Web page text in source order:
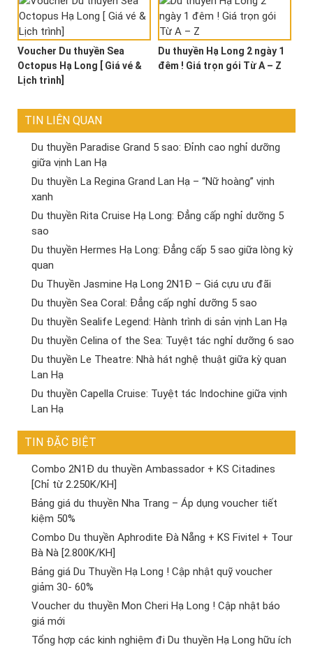
Voucher Du thuyền Sea
Octopus Hạ Long [ Giá vé &
Lịch trình]
Du thuyền Hạ Long 2 ngày 1
đêm ! Giá trọn gói Từ A – Z
TIN LIÊN QUAN
Du thuyền Paradise Grand 5 sao: Đỉnh cao nghỉ dưỡng
giữa vịnh Lan Hạ
Du thuyền La Regina Grand Lan Hạ – “Nữ hoàng” vịnh
xanh
Du thuyền Rita Cruise Hạ Long: Đẳng cấp nghỉ dưỡng 5
sao
Du thuyền Hermes Hạ Long: Đẳng cấp 5 sao giữa lòng kỳ
quan
Du Thuyền Jasmine Hạ Long 2N1Đ – Giá cựu ưu đãi
Du thuyền Sea Coral: Đẳng cấp nghỉ dưỡng 5 sao
Du thuyền Sealife Legend: Hành trình di sản vịnh Lan Hạ
Du thuyền Celina of the Sea: Tuyệt tác nghỉ dưỡng 6 sao
Du thuyền Le Theatre: Nhà hát nghệ thuật giữa kỳ quan
Lan Hạ
Du thuyền Capella Cruise: Tuyệt tác Indochine giữa vịnh
Lan Hạ
TIN ĐẶC BIỆT
Combo 2N1Đ du thuyền Ambassador + KS Citadines
[Chỉ từ 2.250K/KH]
Bảng giá du thuyền Nha Trang – Áp dụng voucher tiết
kiệm 50%
Combo Du thuyền Aphrodite Đà Nẵng + KS Fivitel + Tour
Bà Nà [2.800K/KH]
Bảng giá Du Thuyền Hạ Long ! Cập nhật quỹ voucher
giảm 30- 60%
Voucher du thuyền Mon Cheri Hạ Long ! Cập nhật báo
giá mới
Tổng hợp các kinh nghiệm đi Du thuyền Hạ Long hữu ích